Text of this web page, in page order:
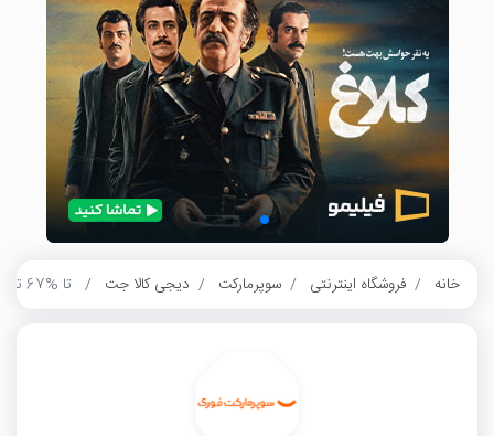
خانه فروشگاه اینترنتی سوپرمارکت دیجی کالا جت تا %67 تخفیف محصولات شگفت‌انگیز روزانه دیجی کالا جت